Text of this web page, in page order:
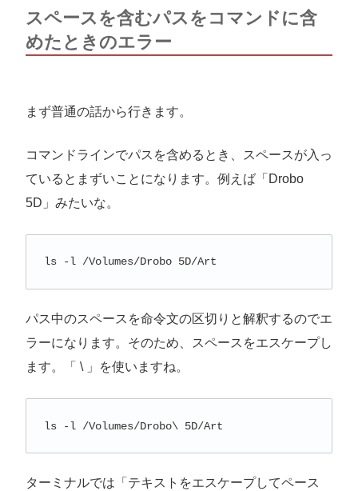
スペースを含むパスをコマンドに含
めたときのエラー
まず普通の話から行きます。
コマンドラインでパスを含めるとき、スペースが入っ
ているとまずいことになります。例えば「Drobo
5D」みたいな。
ls -l /Volumes/Drobo 5D/Art
パス中のスペースを命令文の区切りと解釈するのでエ
ラーになります。そのため、スペースをエスケープし
ます。「 \ 」を使いますね。
ls -l /Volumes/Drobo\ 5D/Art
ターミナルでは「テキストをエスケープしてペース